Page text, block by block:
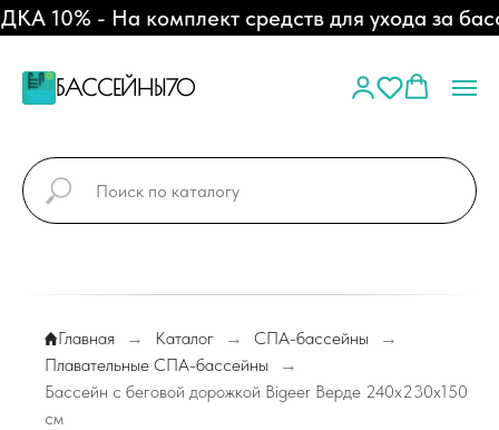
10% - На комплект средств для ухода за
БАССЕЙНЫ70
Главная → Каталог → СПА-бассейны
→
Плавательные СПА-бассейны
→
Бассейн с беговой дорожкой Bigeer Верде 240x230x150
см